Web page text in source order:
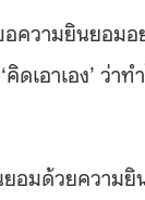
ความยินยอมอ
ดเอาเอง’ ว่
อมด้วยความยิ